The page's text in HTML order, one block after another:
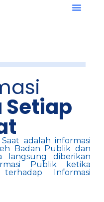
Setiap
adalah informasi
Badan Publik dan
langsung diberikan
Publik ketika
Informasi